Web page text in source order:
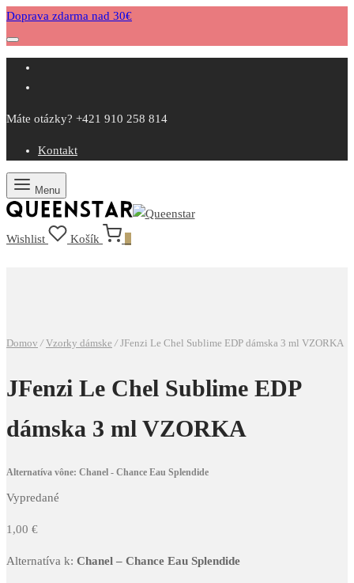
Doprava zdarma nad 30€
Máte otázky? +421 910 258 814
Kontakt
Menu
Wishlist Košík
Domov / Vzorky dámske /JFenzi Le Chel Sublime EDP dámska 3 ml VZORKA
JFenzi Le Chel Sublime EDP
dámska 3 ml VZORKA
Alternatíva vône: Chanel - Chance Eau Splendide
Vypredané
1,00 €
Alternatíva k: Chanel – Chance Eau Splendide